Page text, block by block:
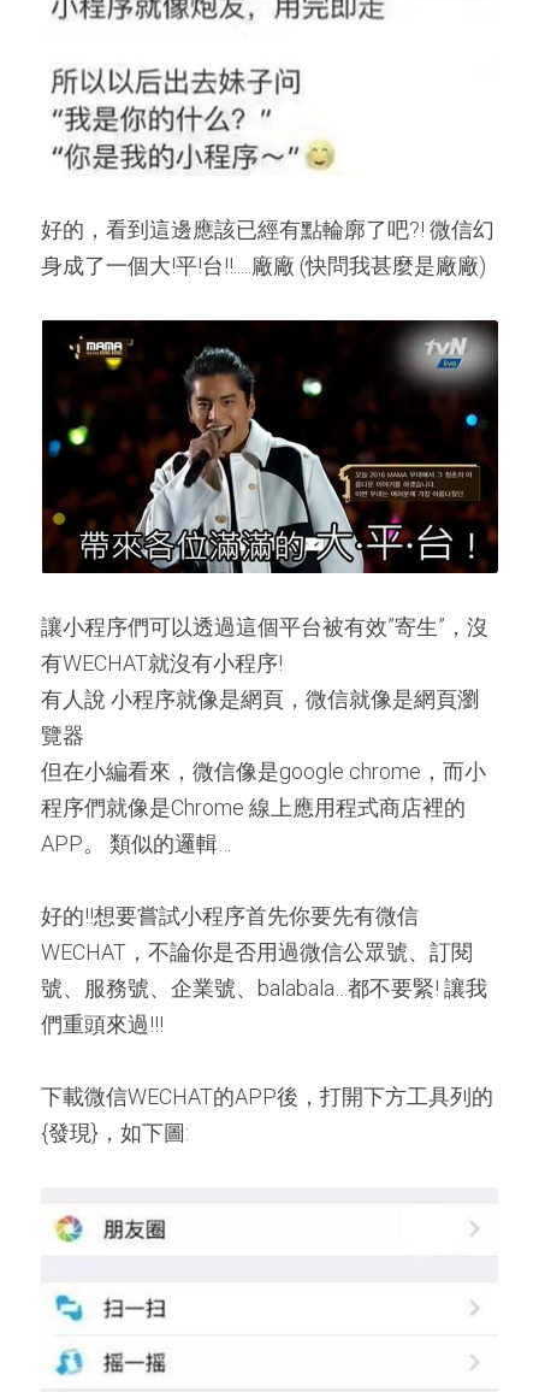
好的，看到這邊應該已經有點輪廓了吧?! 微信幻
身成了一個大!平!台!!.....廠廠 (快問我甚麼是廠廠)
讓小程序們可以透過這個平台被有效”寄生”，沒
有WECHAT就沒有小程序!
有人說 小程序就像是網頁，微信就像是網頁瀏
覽器
但在小編看來，微信像是google chrome，而小
程序們就像是Chrome 線上應用程式商店裡的
APP。 類似的邏輯…
好的!!想要嘗試小程序首先你要先有微信
WECHAT，不論你是否用過微信公眾號、訂閱
號、服務號、企業號、balabala…都不要緊! 讓我
們重頭來過!!!
下載微信WECHAT的APP後，打開下方工具列的
{發現}，如下圖: